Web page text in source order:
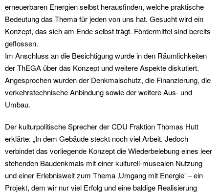
erneuerbaren Energien selbst herausfinden, welche praktische
Bedeutung das Thema für jeden von uns hat. Gesucht wird ein
Konzept, das sich am Ende selbst trägt. Fördermittel sind bereits
geflossen.
Im Anschluss an die Besichtigung wurde in den Räumlichkeiten
der ThEGA über das Konzept und weitere Aspekte diskutiert.
Angesprochen wurden der Denkmalschutz, die Finanzierung, die
verkehrstechnische Anbindung sowie der weitere Aus- und
Umbau.
Der kulturpolitische Sprecher der CDU Fraktion Thomas Hutt
erklärte: „In dem Gebäude steckt noch viel Arbeit. Jedoch
verbindet das vorliegende Konzept die Wiederbelebung eines leer
stehenden Baudenkmals mit einer kulturell-musealen Nutzung
und einer Erlebniswelt zum Thema ‚Umgang mit Energie’ – ein
Projekt, dem wir nur viel Erfolg und eine baldige Realisierung